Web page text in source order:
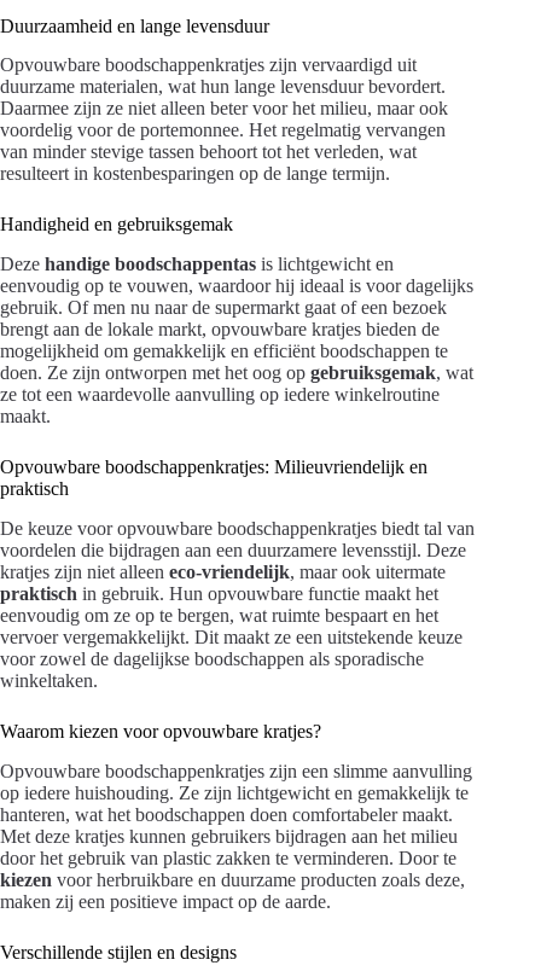
Duurzaamheid en lange levensduur
Opvouwbare boodschappenkratjes zijn vervaardigd uit
duurzame materialen, wat hun lange levensduur bevordert.
Daarmee zijn ze niet alleen beter voor het milieu, maar ook
voordelig voor de portemonnee. Het regelmatig vervangen
van minder stevige tassen behoort tot het verleden, wat
resulteert in kostenbesparingen op de lange termijn.
Handigheid en gebruiksgemak
Deze handige boodschappentas is lichtgewicht en
eenvoudig op te vouwen, waardoor hij ideaal is voor dagelijks
gebruik. Of men nu naar de supermarkt gaat of een bezoek
brengt aan de lokale markt, opvouwbare kratjes bieden de
mogelijkheid om gemakkelijk en efficiënt boodschappen te
doen. Ze zijn ontworpen met het oog op gebruiksgemak, wat
ze tot een waardevolle aanvulling op iedere winkelroutine
maakt.
Opvouwbare boodschappenkratjes: Milieuvriendelijk en
praktisch
De keuze voor opvouwbare boodschappenkratjes biedt tal van
voordelen die bijdragen aan een duurzamere levensstijl. Deze
kratjes zijn niet alleen eco-vriendelijk, maar ook uitermate
praktisch in gebruik. Hun opvouwbare functie maakt het
eenvoudig om ze op te bergen, wat ruimte bespaart en het
vervoer vergemakkelijkt. Dit maakt ze een uitstekende keuze
voor zowel de dagelijkse boodschappen als sporadische
winkeltaken.
Waarom kiezen voor opvouwbare kratjes?
Opvouwbare boodschappenkratjes zijn een slimme aanvulling
op iedere huishouding. Ze zijn lichtgewicht en gemakkelijk te
hanteren, wat het boodschappen doen comfortabeler maakt.
Met deze kratjes kunnen gebruikers bijdragen aan het milieu
door het gebruik van plastic zakken te verminderen. Door te
kiezen voor herbruikbare en duurzame producten zoals deze,
maken zij een positieve impact op de aarde.
Verschillende stijlen en designs